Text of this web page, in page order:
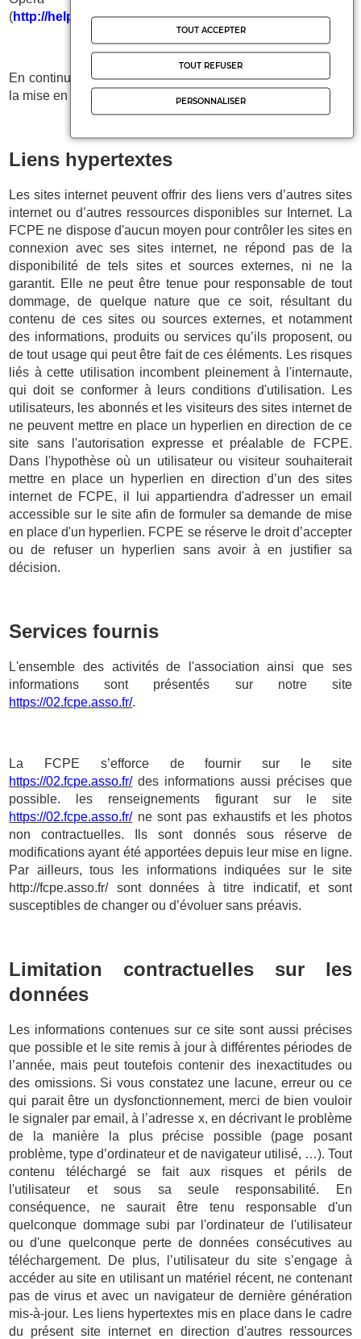
(http://help.opera.com/Windows/10.20/fr/cookies.html
En continuant votre navigation sur notre Site, vous acceptez
la mise en place de Cookies sur votre Terminal.
Liens hypertextes
Les sites internet peuvent offrir des liens vers d’autres sites
internet ou d’autres ressources disponibles sur Internet. La
FCPE ne dispose d'aucun moyen pour contrôler les sites en
connexion avec ses sites internet, ne répond pas de la
disponibilité de tels sites et sources externes, ni ne la
garantit. Elle ne peut être tenue pour responsable de tout
dommage, de quelque nature que ce soit, résultant du
contenu de ces sites ou sources externes, et notamment
des informations, produits ou services qu’ils proposent, ou
de tout usage qui peut être fait de ces éléments. Les risques
liés à cette utilisation incombent pleinement à l'internaute,
qui doit se conformer à leurs conditions d'utilisation. Les
utilisateurs, les abonnés et les visiteurs des sites internet de
ne peuvent mettre en place un hyperlien en direction de ce
site sans l'autorisation expresse et préalable de FCPE.
Dans l'hypothèse où un utilisateur ou visiteur souhaiterait
mettre en place un hyperlien en direction d’un des sites
internet de FCPE, il lui appartiendra d'adresser un email
accessible sur le site afin de formuler sa demande de mise
en place d'un hyperlien. FCPE se réserve le droit d’accepter
ou de refuser un hyperlien sans avoir à en justifier sa
décision.
Services fournis
L'ensemble des activités de l'association ainsi que ses
informations sont présentés sur notre site
https://02.fcpe.asso.fr/.
La FCPE s’efforce de fournir sur le site
https://02.fcpe.asso.fr/des informations aussi précises que
possible. les renseignements figurant sur le site
https://02.fcpe.asso.fr/ne sont pas exhaustifs et les photos
non contractuelles. Ils sont donnés sous réserve de
modifications ayant été apportées depuis leur mise en ligne.
Par ailleurs, tous les informations indiquées sur le site
http://fcpe.asso.fr/
sont données à titre indicatif, et sont
susceptibles de changer ou d’évoluer sans préavis.
Limitation contractuelles sur les
données
Les informations contenues sur ce site sont aussi précises
que possible et le site remis à jour à différentes périodes de
l’année, mais peut toutefois contenir des inexactitudes ou
des omissions. Si vous constatez une lacune, erreur ou ce
qui parait être un dysfonctionnement, merci de bien vouloir
le signaler par email, à l’adresse x, en décrivant le problème
de la manière la plus précise possible (page posant
problème, type d’ordinateur et de navigateur utilisé, …). Tout
contenu téléchargé se fait aux risques et périls de
l'utilisateur et sous sa seule responsabilité. En
conséquence, ne saurait être tenu responsable d'un
quelconque dommage subi par l'ordinateur de l'utilisateur
ou d'une quelconque perte de données consécutives au
téléchargement. De plus, l’utilisateur du site s’engage à
accéder au site en utilisant un matériel récent, ne contenant
pas de virus et avec un navigateur de dernière génération
mis-à-jour. Les liens hypertextes mis en place dans le cadre
du présent site internet en direction d'autres ressources
TOUT ACCEPTER
TOUT REFUSER
PERSONNALISER